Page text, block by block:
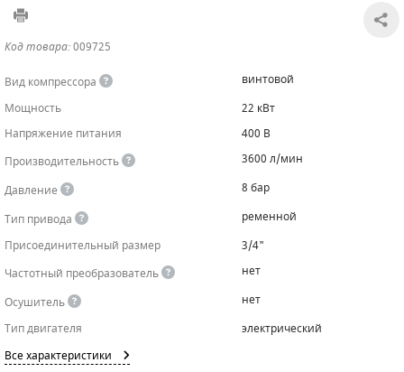
Код товара:009725
Вид компрессора
винтовой
Мощность
22 кВт
Напряжение питания
400 В
Производительность
3600 л/мин
Давление
8 бар
Тип привода
ременной
Присоединительный размер
3/4"
Частотный преобразователь
нет
Осушитель
нет
Тип двигателя
электрический
Все характеристики
ЧИЛЛЕРЫ
КОНТЕЙНЕРЫ ДЛЯ ОБОРУДОВАНИЯ
БЕНЗИНОВЫЕ МОТОПОМПЫ
ДИЗЕЛЬНЫЕ МОТОПОМПЫ
ОСВЕТИТЕЛЬНЫЕ МАЧТЫ
ЛЕНТОЧНОПИЛЬНЫЕ СТАНКИ
ПРЕДОХРАНИТЕЛЬНЫЕ КЛАПАНЫ
ВПУСКНЫЕ КЛАПАНЫ
ОБРАТНЫЕ КЛАПАНЫ
КЛАПАНЫ МИНИМАЛЬНОГО ДАВЛЕНИЯ
ДАТЧИКИ
ЗАПЧАСТИ ДЛЯ ВИНТОВЫХ КОМПРЕССОРОВ